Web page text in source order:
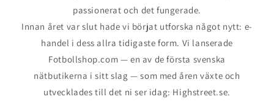
passionerat och det fungerade.
Innan året var slut hade vi börjat utforska något nytt: e-
handel i dess allra tidigaste form. Vi lanserade
Fotbollshop.com — en av de första svenska
nätbutikerna i sitt slag — som med åren växte och
utvecklades till det ni ser idag: Highstreet.se.